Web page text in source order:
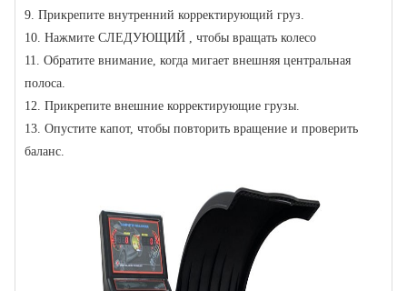
9. Прикрепите внутренний корректирующий груз.
10. Нажмите СЛЕДУЮЩИЙ , чтобы вращать колесо
11. Обратите внимание, когда мигает внешняя центральная
полоса.
12. Прикрепите внешние корректирующие грузы.
13. Опустите капот, чтобы повторить вращение и проверить
баланс.